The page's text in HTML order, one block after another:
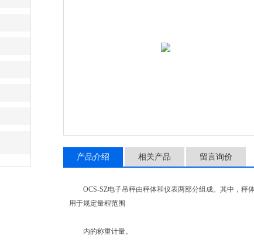
产品介绍 相关产品 留言询价
OCS-SZ电子吊秤由秤体和仪表两部分组成。其中，秤
用于规定量程范围
内的称重计量。